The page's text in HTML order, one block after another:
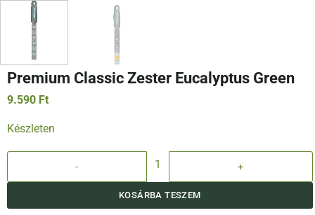
Premium Classic Zester Eucalyptus Green
9.590 Ft
Készleten
Premium Classic Zester Eucalyptus Green mennyiség
KOSÁRBA TESZEM